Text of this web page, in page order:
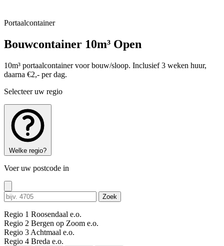
Portaalcontainer
Bouwcontainer 10m³ Open
10m³ portaalcontainer voor bouw/sloop. Inclusief 3 weken huur,
daarna €2,- per dag.
Selecteer uw regio
Welke regio?
Voer uw postcode in
Zoek
Regio 1 Roosendaal e.o.
Regio 2 Bergen op Zoom e.o.
Regio 3 Achtmaal e.o.
Regio 4 Breda e.o.